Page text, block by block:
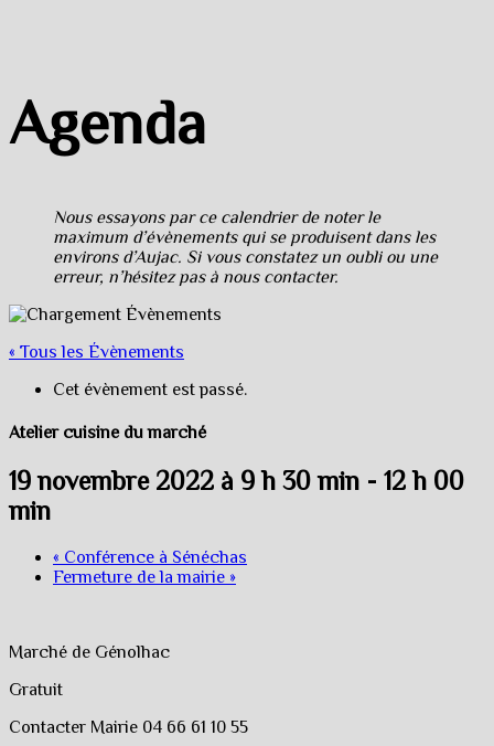
Agenda
Nous essayons par ce calendrier de noter le
maximum d’évènements qui se produisent dans les
environs d’Aujac. Si vous constatez un oubli ou une
erreur, n’hésitez pas à nous contacter.
« Tous les Évènements
Cet évènement est passé.
Atelier cuisine du marché
19 novembre 2022 à 9 h 30 min - 12 h 00
min
« Conférence à Sénéchas
Fermeture de la mairie »
Marché de Génolhac
Gratuit
Contacter Mairie 04 66 61 10 55